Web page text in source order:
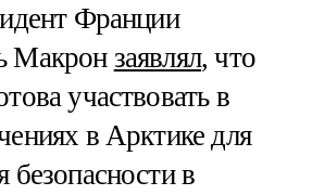
Франции
Макрон заявлял, что
участвовать в
в Арктике для
безопасности в